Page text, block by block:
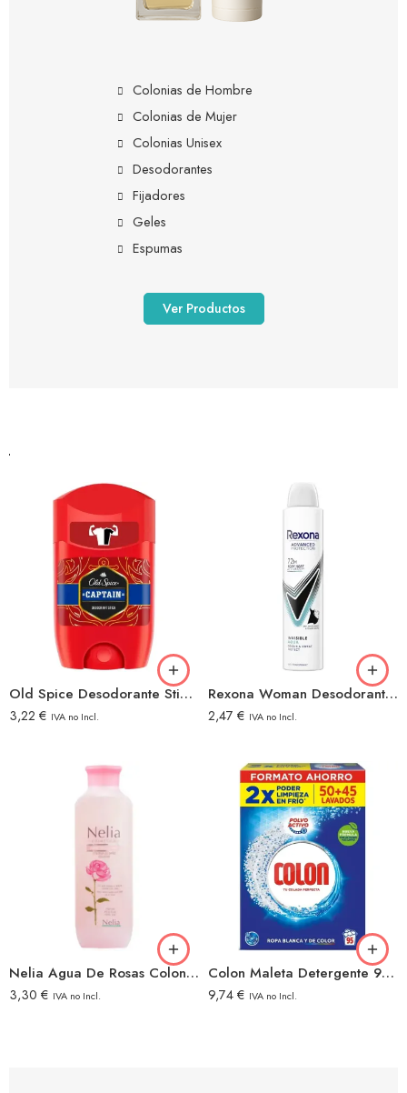
Colonias de Hombre
Colonias de Mujer
Colonias Unisex
Desodorantes
Fijadores
Geles
Espumas
Ver Productos
Old Spice Desodorante Stick 50ml Captain
3,22 € IVA no Incl.
Nelia Agua De Rosas Colonia 750ml
3,30 € IVA no Incl.
Rexona Woman Desodorante Spray 200ml Aqua
2,47 € IVA no Incl.
Colon Maleta Detergente 95dosis
9,74€ IVA no Incl.